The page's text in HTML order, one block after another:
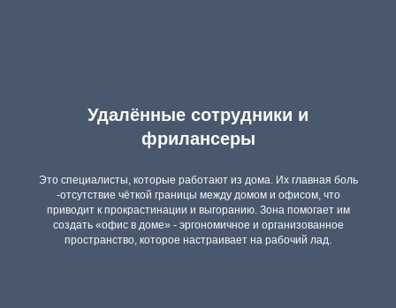
Удалённые сотрудники и
фрилансеры
Это специалисты, которые работают из дома. Их главная боль
-отсутствие чёткой границы между домом и офисом, что
приводит к прокрастинации и выгоранию. Зона помогает им
создать «офис в доме» - эргономичное и организованное
пространство, которое настраивает на рабочий лад.